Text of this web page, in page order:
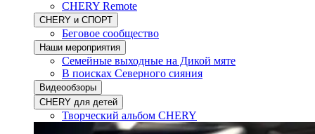
CHERY Remote
CHERY и СПОРТ
Беговое сообщество
Наши мероприятия
Семейные выходные на Дикой мяте
В поисках Северного сияния
Видеообзоры
CHERY для детей
Творческий альбом CHERY